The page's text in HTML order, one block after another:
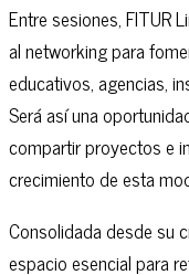
Entre sesiones, FITUR
al networking para
educativos, agencias,
Será así una
compartir proyectos e
crecimiento de esta
Consolidada desde su
espacio esencial para